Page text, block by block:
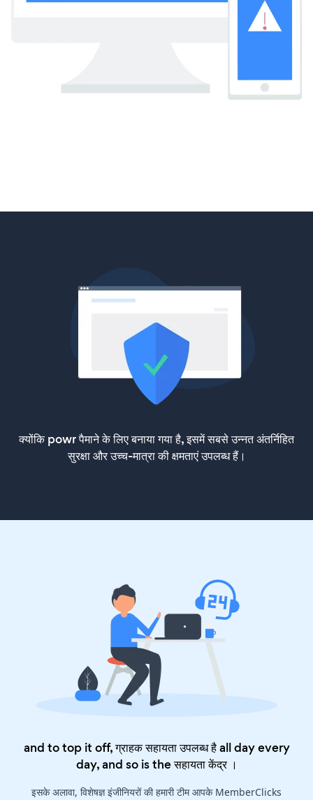
क्योंकि powr पैमाने के लिए बनाया गया है, इसमें सबसे उन्नत अंतर्निहित
सुरक्षा और उच्च-मात्रा की क्षमताएं उपलब्ध हैं।
and to top it off, ग्राहक सहायता उपलब्ध है all day every
day, and so is theसहायता केंद्र।
इसके अलावा, विशेषज्ञ इंजीनियरों की हमारी टीम आपके MemberClicks